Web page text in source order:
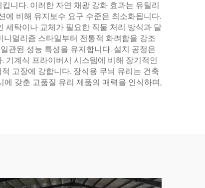
니다. 이러한 자연 채광 강화 효과는 유틸리
에 비해 유지보수 요구 수준은 최소화됩니다.
세탁이나 교체가 필요한 직물 처리 방식과 달
멀리즘 스타일부터 전통적 화려함을 강조
관된 성능 특성을 유지합니다. 설치 공정은
기계식 프라이버시 시스템에 비해 장기적인
고장에 강합니다. 장식용 무늬 유리는 건축
갖춘 고품질 유리 제품의 매력을 인식하며,